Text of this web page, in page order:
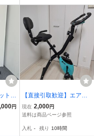
トネ
式 エ
定
円
【直接引取歓迎】エアロ
バイク 折りたたみ式 静音
フィットネスバイク HG-
ー ライムグリーン
現在 2,000円
送料は商品ページ参照
入札 - 残り 10時間